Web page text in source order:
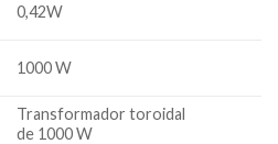
0,42W
1000 W
Transformador toroidal
de 1000 W